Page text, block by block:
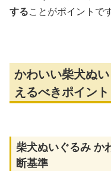
することがポイントです
かわいい柴犬ぬ
えるべきポイント
柴犬ぬいぐるみ か
断基準